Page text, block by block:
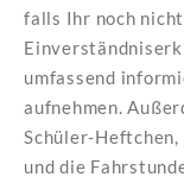
falls Ihr noch
umfassend
aufnehmen.
Schüler-
und die